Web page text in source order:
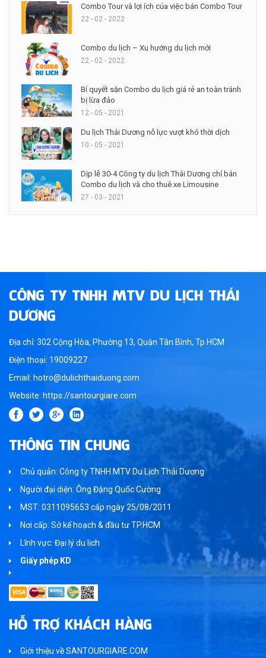
Combo Tour và lợi ích của việc bán Combo Tour
22 - 02 - 2022
Combo du lịch – Xu hướng du lịch mới
22 - 02 - 2022
Bí quyết săn Combo du lịch giá rẻ an toàn tránh
bị lừa đảo
12 - 05 - 2021
Du lịch Thái Dương nỗ lực vượt khó thời dịch
10 - 05 - 2021
Dịp lễ 30-4 Công ty du lịch Thái Dương chỉ bán
Combo du lịch và cho thuê xe Limousine
27 - 03 - 2021
CÔNG TY TNHH MTV DU LỊCH THÁI
DƯƠNG
Địa chỉ: 302 Cộng Hòa, Phường 13, Quận Tân Bình, Tp HCM
Điện thoại: 19009227
Email: hotro@dulichthaiduong.com
Website: https://santourgiare.com
THÔNG TIN CHUNG
Chủ quản: Công ty TNHH MTV Du Lịch Thái Dương
Người đại diện: Ông Đặng Quốc Cường
MST: 0311095653 cấp ngày 25/08/2011
Nơi cấp: Sở kế hoạch & đầu tư TP.HCM
Lĩnh vực: Đại lý du lịch
Giấy phép KD
HỖ TRỢ KHÁCH HÀNG
Giới thiệu về SANTOURGIARE.COM